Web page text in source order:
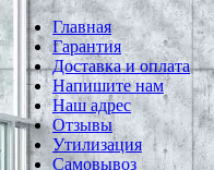
Главная
Гарантия
Доставка и оплата
Напишите нам
Наш адрес
Отзывы
Утилизация
Самовывоз